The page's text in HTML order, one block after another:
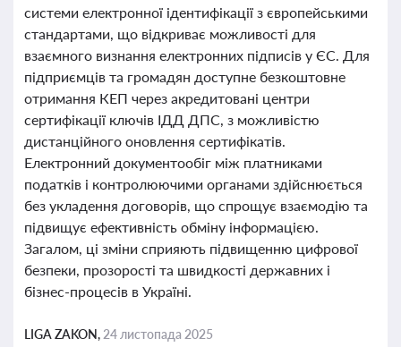
системи електронної ідентифікації з європейськими
стандартами, що відкриває можливості для
взаємного визнання електронних підписів у ЄС. Для
підприємців та громадян доступне безкоштовне
отримання КЕП через акредитовані центри
сертифікації ключів ІДД ДПС, з можливістю
дистанційного оновлення сертифікатів.
Електронний документообіг між платниками
податків і контролюючими органами здійснюється
без укладення договорів, що спрощує взаємодію та
підвищує ефективність обміну інформацією.
Загалом, ці зміни сприяють підвищенню цифрової
безпеки, прозорості та швидкості державних і
бізнес-процесів в Україні.
LIGA ZAKON, 24 листопада 2025